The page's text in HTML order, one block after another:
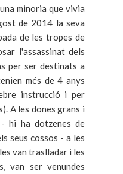
minoria que vivia
de 2014 la seva
de les tropes de
l'assassinat dels
per ser destinats a
més de 4 anys
instrucció i per
A les dones grans i
hi ha dotzenes de
seus cossos - a les
van traslladar i les
van ser venundes